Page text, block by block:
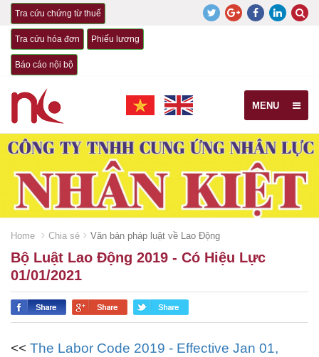
Tra cứu chứng từ thuế
Tra cứu hóa đơn Phiếu lương
Báo cáo nội bộ
MENU
Home Chia sẻ Văn bản pháp luật về Lao Động
Bộ Luật Lao Động 2019 - Có Hiệu Lực
01/01/2021
<< The Labor Code 2019 - Effective Jan 01,